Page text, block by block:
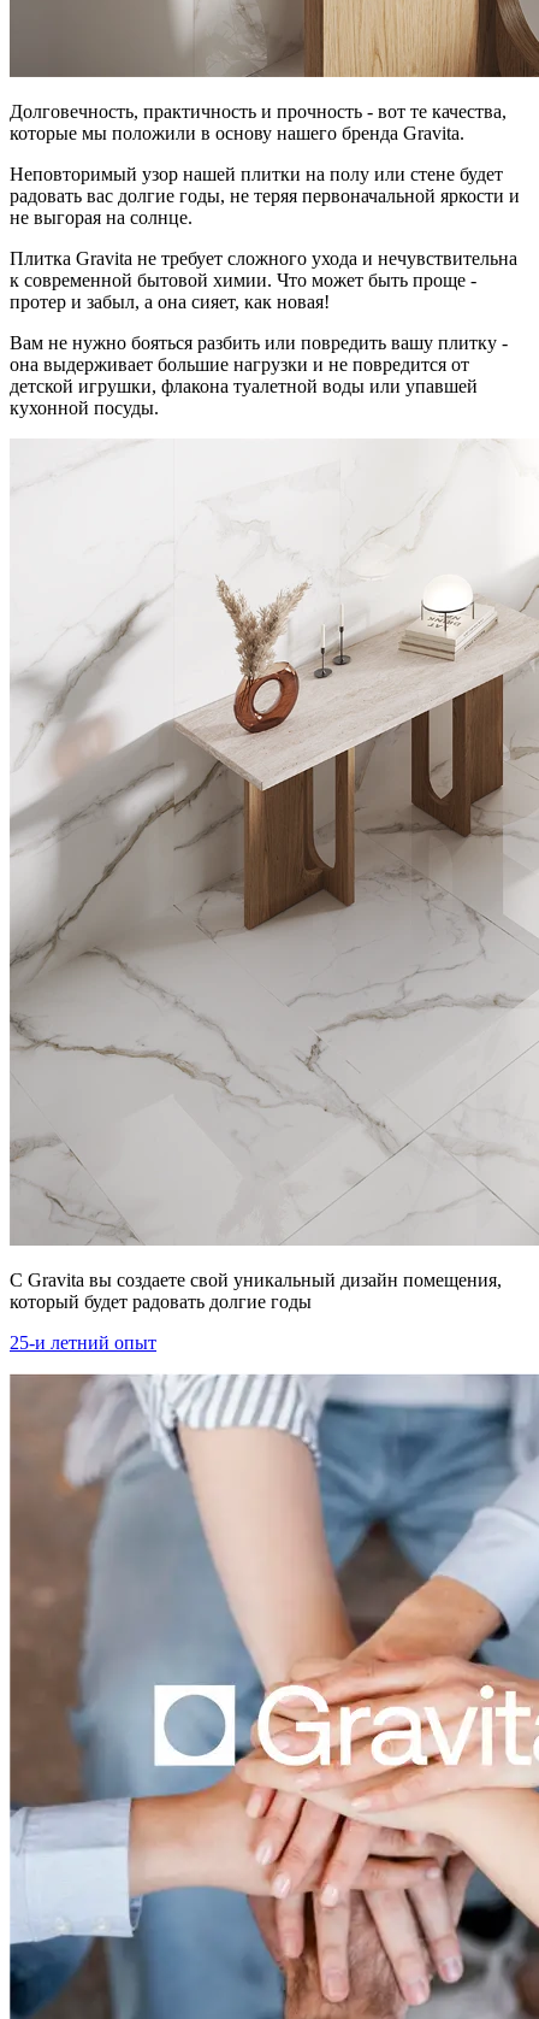
Долговечность, практичность и прочность - вот те качества,
которые мы положили в основу нашего бренда Gravita.
Неповторимый узор нашей плитки на полу или стене будет
радовать вас долгие годы, не теряя первоначальной яркости и
не выгорая на солнце.
Плитка Gravita не требует сложного ухода и нечувствительна
к современной бытовой химии. Что может быть проще -
протер и забыл, а она сияет, как новая!
Вам не нужно бояться разбить или повредить вашу плитку -
она выдерживает большие нагрузки и не повредится от
детской игрушки, флакона туалетной воды или упавшей
кухонной посуды.
С Gravita вы создаете свой уникальный дизайн помещения,
который будет радовать долгие годы
25-и летний опыт